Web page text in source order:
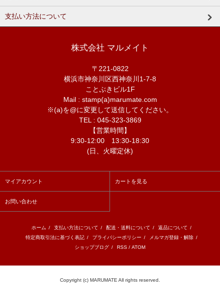
支払い方法について
株式会社 マルメイト
〒221-0822
横浜市神奈川区西神奈川1-7-8
ことぶきビル1F
Mail : stamp(a)marumate.com
※(a)を@に変更して送信してください。
TEL : 045-323-3869
【営業時間】
9:30-12:00 13:30-18:30
(日、火曜定休)
マイアカウント カートを見る
お問い合わせ
ホーム / 支払い方法について / 配送・送料について / 返品について /
特定商取引法に基づく表記 / プライバシーポリシー / メルマガ登録・解除 /
ショップブログ / RSS / ATOM
Copyright (c) MARUMATE All rights reserved.